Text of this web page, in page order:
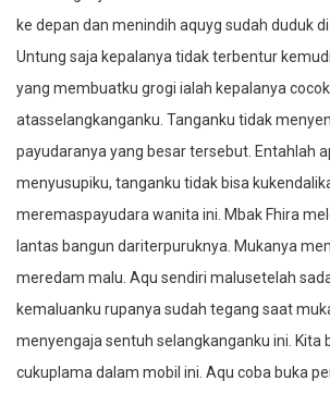
ke depan dan menindih aquyg sudah duduk
Untung saja kepalanya tidak terbentur
yang membuatku grogi ialah kepalanya
atasselangkanganku. Tanganku tidak
payudaranya yang besar tersebut. Entahlah
menyusupiku, tanganku tidak bisa
meremaspayudara wanita ini. Mbak Fhira
lantas bangun dariterpuruknya. Mukanya
meredam malu. Aqu sendiri malusetelah
kemaluanku rupanya sudah tegang saat
menyengaja sentuh selangkanganku ini. Kita
cukuplama dalam mobil ini. Aqu coba buka